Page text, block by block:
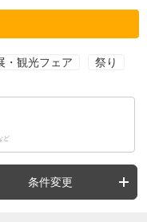
・観光フェア 祭り
ど
条件変更